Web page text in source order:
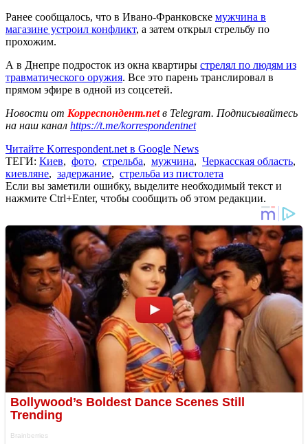
Ранее сообщалось, что в Ивано-Франковске мужчина в
магазине устроил конфликт, а затем открыл стрельбу по
прохожим.
А в Днепре подросток из окна квартиры стрелял по людям из
травматического оружия. Все это парень транслировал в
прямом эфире в одной из соцсетей.
Новости от Корреспондент.netв Telegram. Подписывайтесь
на наш канал https://t.me/korrespondentnet
Читайте Korrespondent.net в Google News
ТЕГИ: Киев, фото, стрельба, мужчина, Черкасская область,
киевляне, задержание, стрельба из пистолета
Если вы заметили ошибку, выделите необходимый текст и
нажмите Ctrl+Enter, чтобы сообщить об этом редакции.